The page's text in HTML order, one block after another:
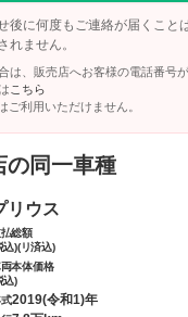
後に何度もご連絡が届くこと
れません。
は、販売店へお客様の電話番号
こちら
ご利用いただけません。
の同一車種
リウス
総額
込)(リ済込)
本体価格
込)
2019(令和1)年